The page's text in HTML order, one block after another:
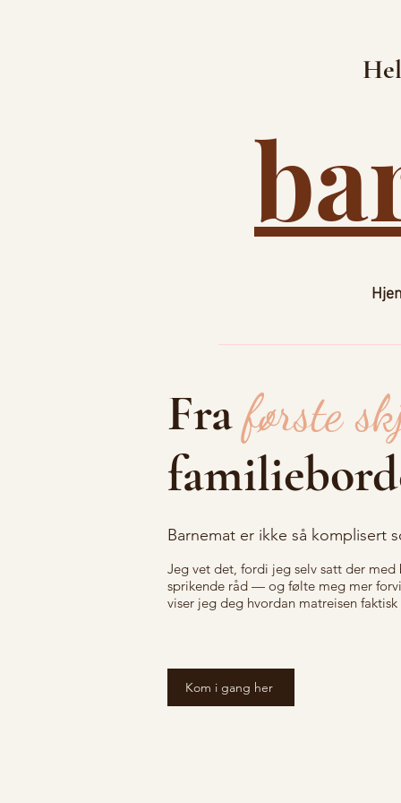
Fraførste
Barnemat er ikke så komplisert
Jeg vet det, fordi jeg selv satt der med
sprikende råd — og følte meg mer
viser jeg deg hvordan matreisen faktisk
Kom i gang her